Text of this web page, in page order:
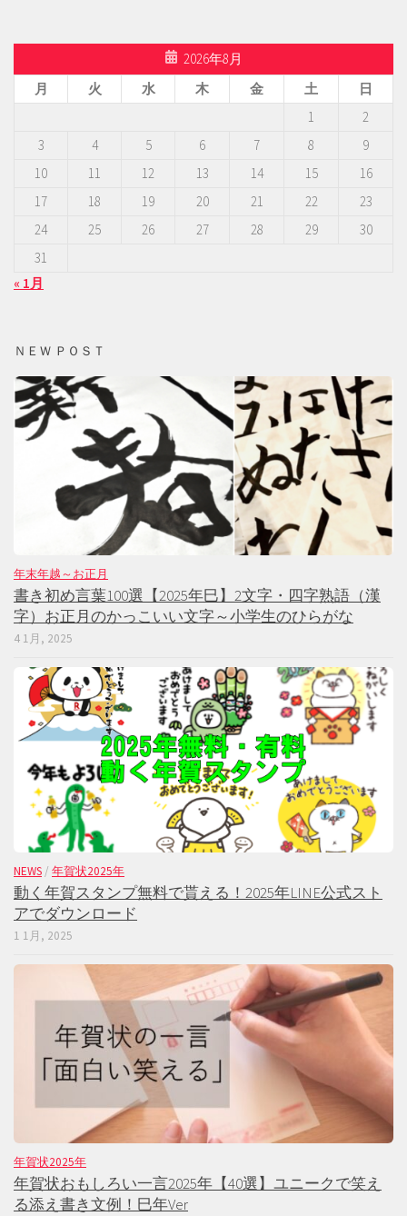
2026年8月
月
火 水 木 金 土
日
1
2
3
4 5 6 7 8
9
10
11 12 13 14 15
16
17
18 19 20 21 22
23
24
25 26 27 28 29
30
31
« 1月
ＮＥＷ ＰＯＳＴ
年末年越～お正月
書き初め言葉100選【2025年巳】2文字・四字熟語（漢
字）お正月のかっこいい文字～小学生のひらがな
4 1月, 2025
NEWS / 年賀状2025年
動く年賀スタンプ無料で貰える！2025年LINE公式スト
アでダウンロード
1 1月, 2025
年賀状2025年
年賀状おもしろい一言2025年【40選】ユニークで笑え
る添え書き文例！巳年Ver